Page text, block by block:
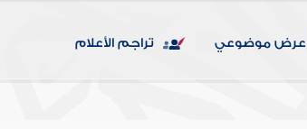
عرض موضوعي تراجم الأعلام